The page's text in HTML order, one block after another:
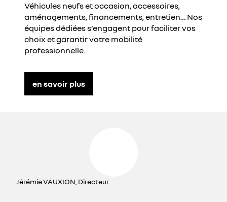
Véhicules neufs et occasion, accessoires,
aménagements, financements, entretien… Nos
équipes dédiées s’engagent pour faciliter vos
choix et garantir votre mobilité
professionnelle.
en savoir plus
Jérémie VAUXION, Directeur